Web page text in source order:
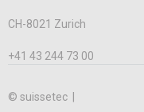
CH-8021 Zurich
+41 43 244 73 00
© suissetec |